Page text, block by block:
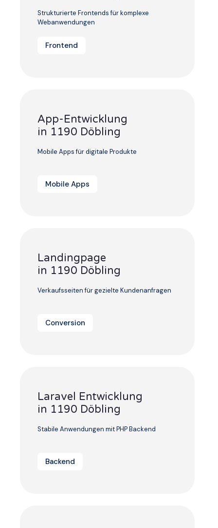
Strukturierte Frontends für komplexe
Webanwendungen
Frontend
App-Entwicklung
in 1190 Döbling
Mobile Apps für digitale Produkte
Mobile Apps
Landingpage
in 1190 Döbling
Verkaufsseiten für gezielte Kundenanfragen
Conversion
Laravel Entwicklung
in 1190 Döbling
Stabile Anwendungen mit PHP Backend
Backend